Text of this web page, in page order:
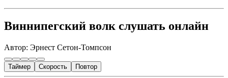
Виннипегский волк слушать онлайн
Автор: Эрнест Сетон-Томпсон
Таймер Скорость Повтор